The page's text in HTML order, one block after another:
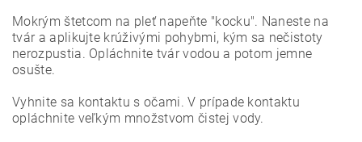
Mokrým štetcom na pleť napeňte "kocku". Naneste na
tvár a aplikujte krúživými pohybmi, kým sa nečistoty
nerozpustia. Opláchnite tvár vodou a potom jemne
osušte.
Vyhnite sa kontaktu s očami. V prípade kontaktu
opláchnite veľkým množstvom čistej vody.